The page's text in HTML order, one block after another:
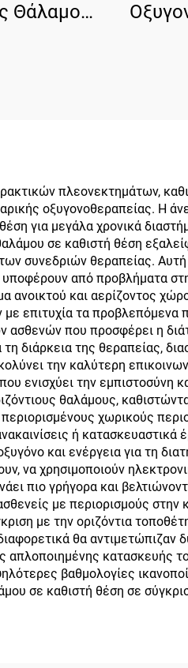
Θάλαμος
πλεονεκτημάτων,
οξυγονοθεραπείας. Η
για μεγάλα χρονικά
σε καθιστή θέση
συνεδριών θεραπείας.
από προβλήματα
και αερίζοντος
επιτυχία τα
που προσφέρει η
διάρκεια της θεραπείας,
την καλύτερη
ενισχύει την εμπιστοσύνη
θαλάμους,
χωρικούς
ή
και ενέργεια για τη
να χρησιμοποιούν
πιο γρήγορα και
με περιορισμούς
με την οριζόντια
θα αντιμετώπιζαν
απλοποιημένης κατασκευής
βαθμολογίες
σε καθιστή θέση σε